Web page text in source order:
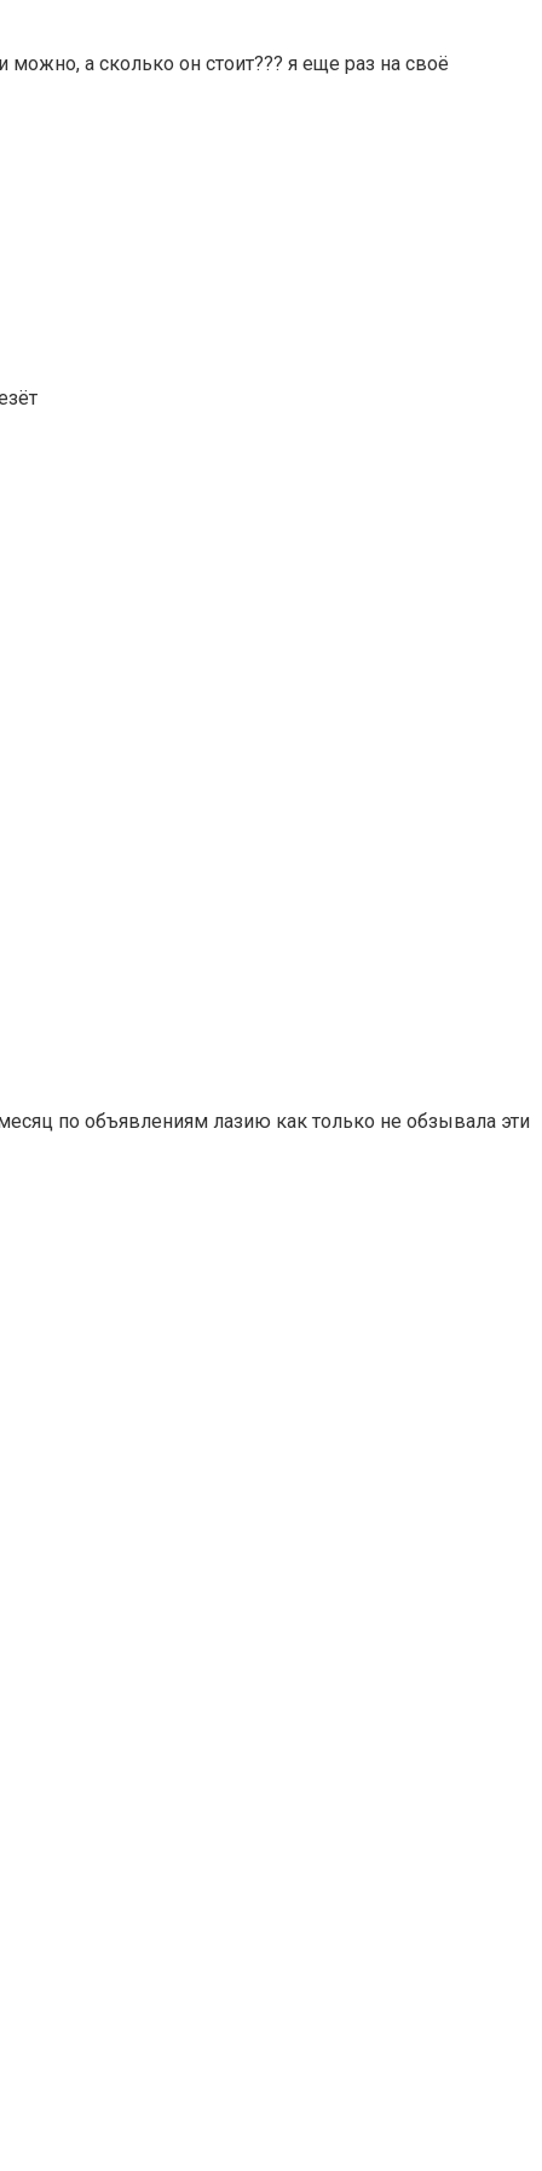
а сколько он стоит??? я еще раз на своё
по объявлениям лазию как только не обзывала эти